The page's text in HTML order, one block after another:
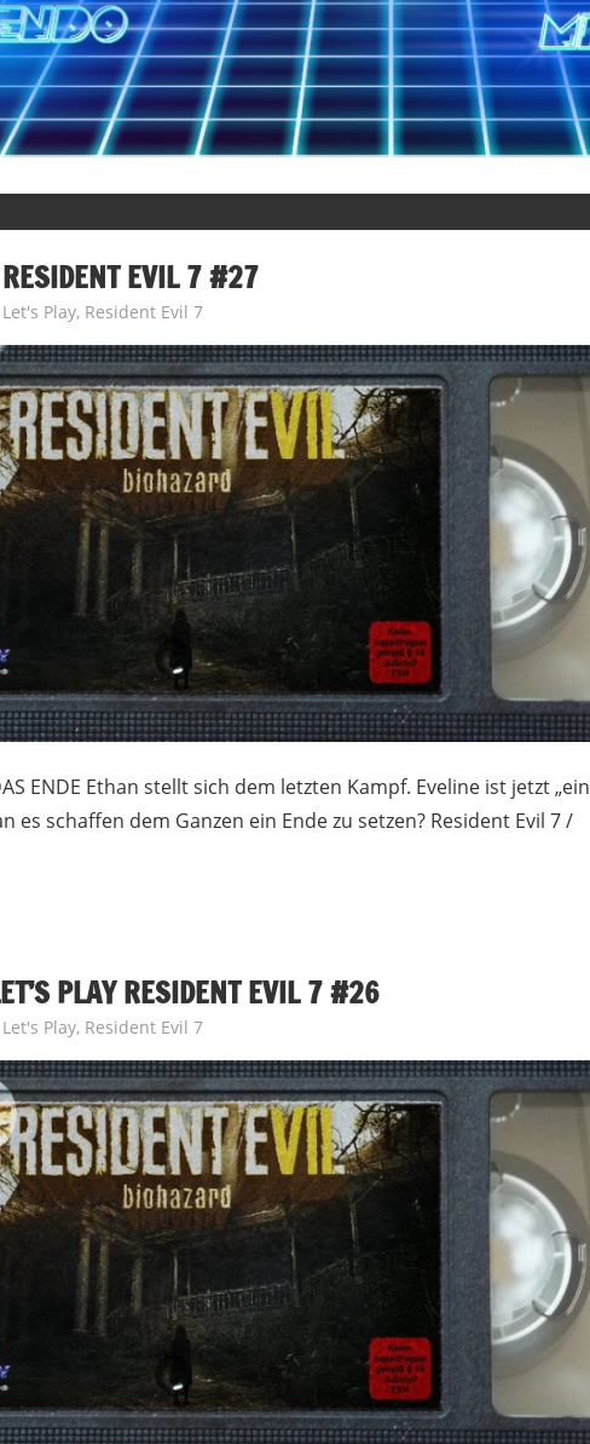
RESIDENT EVIL 7 #27
Let's Play, Resident Evil 7
ENDE Ethan stellt sich dem letzten Kampf. Eveline ist jetzt „ein
es schaffen dem Ganzen ein Ende zu setzen? Resident Evil 7 /
PLAY RESIDENT EVIL 7 #26
Let's Play, Resident Evil 7